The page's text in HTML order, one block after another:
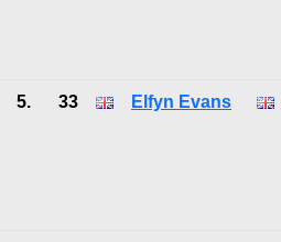
5. 33 Elfyn Evans